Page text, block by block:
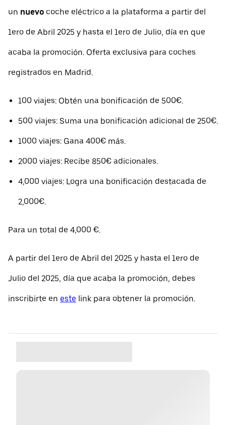
un nuevo coche eléctrico a la plataforma a partir del
1ero de Abril 2025 y hasta el 1ero de Julio, día en que
acaba la promoción. Oferta exclusiva para coches
registrados en Madrid.
100 viajes: Obtén una bonificación de 500€.
500 viajes: Suma una bonificación adicional de 250€.
1000 viajes: Gana 400€ más.
2000 viajes: Recibe 850€ adicionales.
4,000 viajes: Logra una bonificación destacada de
2,000€.
Para un total de 4,000 €.
A partir del 1ero de Abril del 2025 y hasta el 1ero de
Julio del 2025, día que acaba la promoción, debes
inscribirte en este link para obtener la promoción.